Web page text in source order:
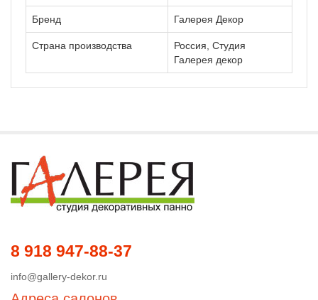
Бренд Галерея Декор
Страна производства
Россия, Студия
Галерея декор
8 918 947-88-37
info@gallery-dekor.ru